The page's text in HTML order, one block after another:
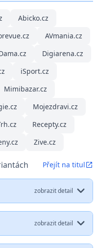
Abicko.cz
AVmania.cz
Digiarena.cz
iSport.cz
Mimibazar.cz
Mojezdravi.cz
Recepty.cz
Zive.cz
Přejít na titul
zobrazit detail
zobrazit detail